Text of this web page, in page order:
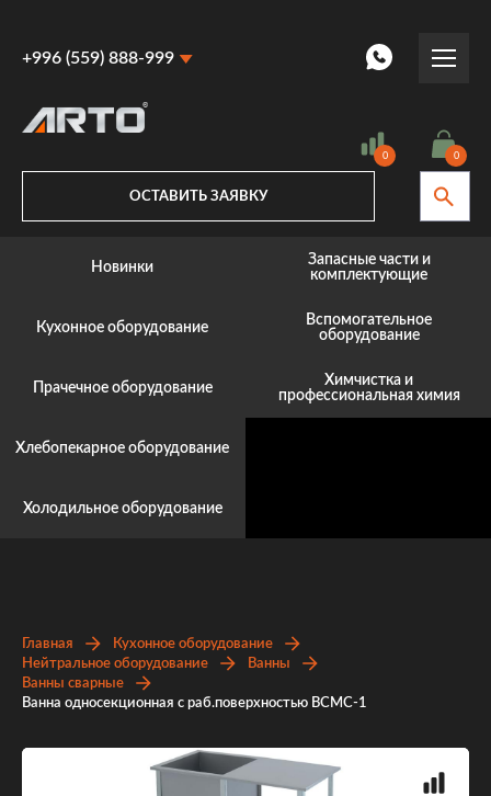
+996 (559) 888-999
+996 (559) 888-999
0 0
ОСТАВИТЬ ЗАЯВКУ
Новинки
Кухонное оборудование
Прачечное оборудование
Хлебопекарное оборудование
Холодильное оборудование
Запасные части и
комплектующие
Вспомогательное
оборудование
Химчистка и
профессиональная химия
Главная
Кухонное оборудование
Нейтральное оборудование
Ванны
Ванны сварные
Ванна односекционная с раб.поверхностью ВСМС-1